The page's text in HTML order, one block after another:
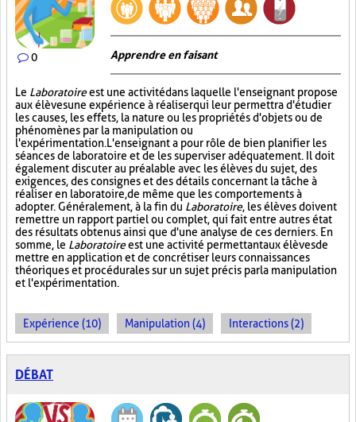
0 Apprendre en faisant
Le Laboratoireest une activité dans laquelle l'enseignant propose
aux élèves une expérience à réaliser qui leur permettra d'étudier
les causes, les effets, la nature ou les propriétés d'objets ou de
phénomènes par la manipulation ou
l'expérimentation. L'enseignant a pour rôle de bien planifier les
séances de laboratoire et de les superviser adéquatement. Il doit
également discuter au préalable avec les élèves du sujet, des
exigences, des consignes et des détails concernant la tâche à
réaliser en laboratoire, de même que les comportements à
adopter. Généralement, à la fin du Laboratoire, les élèves doivent
remettre un rapport partiel ou complet, qui fait entre autres état
des résultats obtenus ainsi que d'une analyse de ces derniers. En
somme, le Laboratoireest une activité permettant aux élèves de
mettre en application et de concrétiser leurs connaissances
théoriques et procédurales sur un sujet précis par la manipulation
et l'expérimentation.
Expérience (10) Manipulation (4) Interactions (2)
DÉBAT